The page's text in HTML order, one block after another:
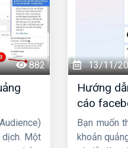
882
dịch. Một
13/11/
Hướng
cáo
Bạn muốn
khoản